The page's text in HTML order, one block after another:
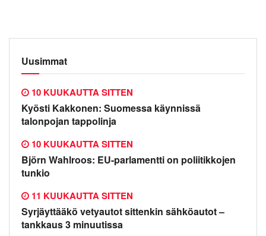
Uusimmat
Kyösti Kakkonen: Suomessa käynnissä
talonpojan tappolinja
10 KUUKAUTTA SITTEN
Björn Wahlroos: EU-parlamentti on poliitikkojen
tunkio
10 KUUKAUTTA SITTEN
Syrjäyttääkö vetyautot sittenkin sähköautot –
tankkaus 3 minuutissa
11 KUUKAUTTA SITTEN